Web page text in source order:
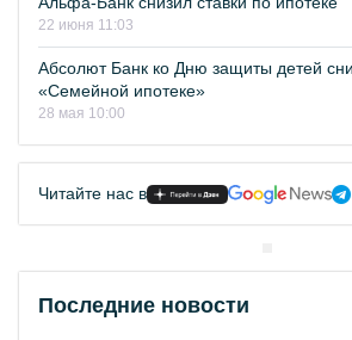
22 июня 11:03
Абсолют Банк ко Дню защиты детей
«Семейной ипотеке»
28 мая 10:00
Читайте нас в
Последние новости